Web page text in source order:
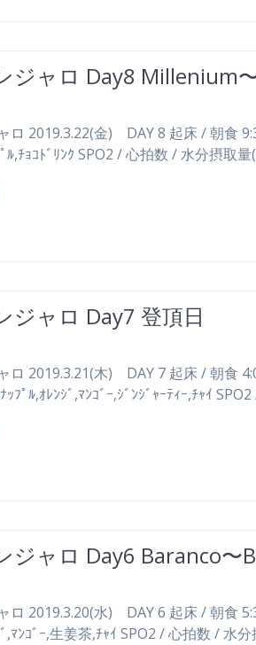
ジャロ Day8 Millenium
ロ 2019.3.22(金) DAY 8 起床 / 朝食
ﾙ,ﾁｮｺﾄﾞﾘﾝｸ SPO2 / 心拍数 / 水分摂取
ジャロ Day7 登頂日
ロ 2019.3.21(木) DAY 7 起床 / 朝食
ｯﾌﾟﾙ,ｵﾚﾝｼﾞ,ﾏﾝｺﾞｰ,ｼﾞﾝｼﾞｬｰﾃｨｰ,ﾁｬｲ
ジャロ Day6 Baranco〜
ロ 2019.3.20(水) DAY 6 起床 / 朝食
,ﾏﾝｺﾞｰ,生姜茶,ﾁｬｲ SPO2 / 心拍数 / 水